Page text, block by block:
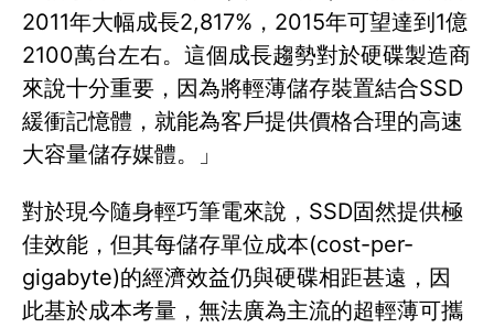
2011年大幅成長2,817%，2015年可望達到1億
2100萬台左右。這個成長趨勢對於硬碟製造商
來說十分重要，因為將輕薄儲存裝置結合SSD
緩衝記憶體，就能為客戶提供價格合理的高速
大容量儲存媒體。」
對於現今隨身輕巧筆電來說，SSD固然提供極
佳效能，但其每儲存單位成本(cost-per-
gigabyte)的經濟效益仍與硬碟相距甚遠，因
此基於成本考量，無法廣為主流的超輕薄可攜